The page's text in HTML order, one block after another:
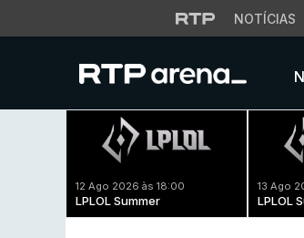
NOTÍCIAS
12 Ago 2026 às 18:00
LPLOL Summer
13 Ago
LPLOL